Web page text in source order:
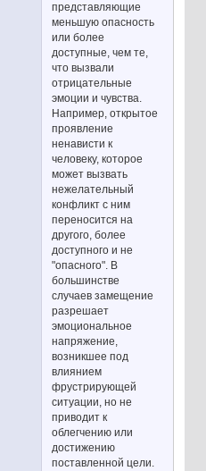
представляющие
меньшую опасность
или более
доступные, чем те,
что вызвали
отрицательные
эмоции и чувства.
Например, открытое
проявление
ненависти к
человеку, которое
может вызвать
нежелательный
конфликт с ним
переносится на
другого, более
доступного и не
"опасного". В
большинстве
случаев замещение
разрешает
эмоциональное
напряжение,
возникшее под
влиянием
фрустрирующей
ситуации, но не
приводит к
облегчению или
достижению
поставленной цели.